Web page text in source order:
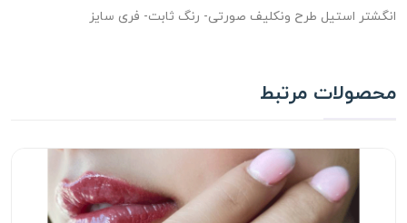
انگشتر استیل طرح ونکلیف صورتی- رنگ ثابت- فری سایز
محصولات مرتبط